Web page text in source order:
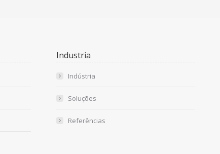
Industria
Indústria
Soluções
Referências